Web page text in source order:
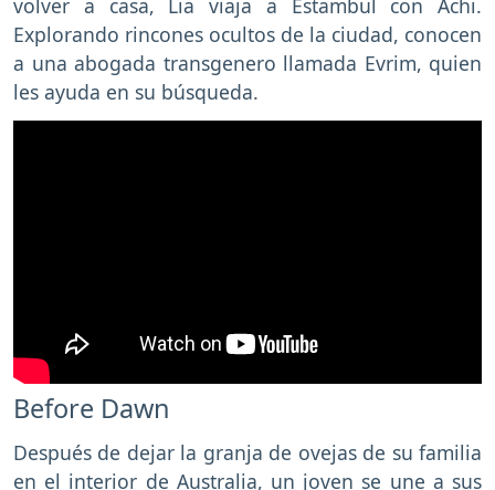
volver a casa, Lia viaja a Estambul con Achi.
Explorando rincones ocultos de la ciudad, conocen
a una abogada transgenero llamada Evrim, quien
les ayuda en su búsqueda.
Before Dawn
Después de dejar la granja de ovejas de su familia
en el interior de Australia, un joven se une a sus